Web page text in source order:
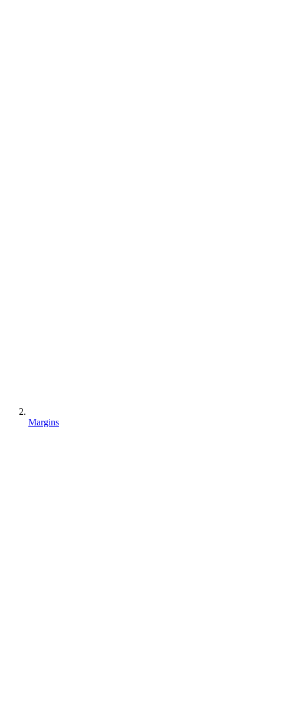
Margins